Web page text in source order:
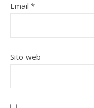
Email *
Sito web